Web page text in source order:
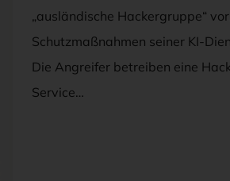
„ausländische Hackergruppe“
Schutzmaßnahmen seiner KI-
Die Angreifer betreiben eine
Service…